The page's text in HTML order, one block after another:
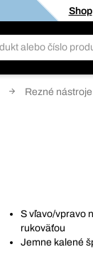
Shop
Rezné nástroje
S vľavo/vpravo
rukoväťou
Jemne kalené